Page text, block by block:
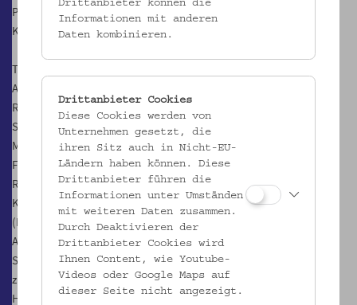
Projekts in einem gemeinsamen Team mit slowakischen
Kolleg:innen erforscht werden soll.
Treffpunkt: 8.15 Uhr in Wien Erdberg (auf der Straße bei der U3
Ausgang Franzosengraben)
Rückfahrt: 17.20 Uhr mit den Flixbus von der Brücke des
Slowakischen Nationalaufstands (Most SNP)
Mittagessen: Slovak Pub (zweigängiges Menü und ein Getränk),
Führung im urigen Interieur
Reisebegleitung: Katharina Richter-Kovarik
Kosten: € 55.- / € 45.- erm. für Mitglieder im Verein für Volkskunde
(Preis inkl. Bustickets, Mittagessen, Ausstellungsbesuche)
Anmeldung erforderlich bis 30.4.2025
Sie erhalten eine Rechnung für die Überweisung der Reisekosten
zugeschickt
Hinweis: Reisepass nicht vergessen
Drittanbieter können die
Informationen mit anderen
Daten kombinieren.
Drittanbieter Cookies
Diese Cookies werden von
Unternehmen gesetzt, die
ihren Sitz auch in Nicht-EU-
Ländern haben können. Diese
Drittanbieter führen die
Informationen unter Umständen
mit weiteren Daten zusammen.
Durch Deaktivieren der
Drittanbieter Cookies wird
Ihnen Content, wie Youtube-
Videos oder Google Maps auf
dieser Seite nicht angezeigt.